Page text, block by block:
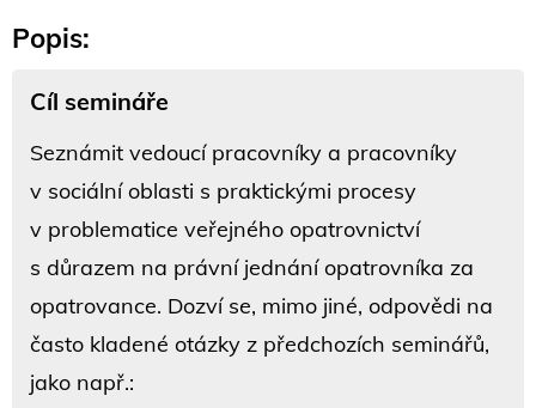
Popis:
Cíl semináře
Seznámit vedoucí pracovníky a pracovníky
v sociální oblasti s praktickými procesy
v problematice veřejného opatrovnictví
s důrazem na právní jednání opatrovníka za
opatrovance. Dozví se, mimo jiné, odpovědi na
často kladené otázky z předchozích seminářů,
jako např.: